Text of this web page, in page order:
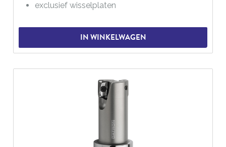
exclusief wisselplaten
IN WINKELWAGEN